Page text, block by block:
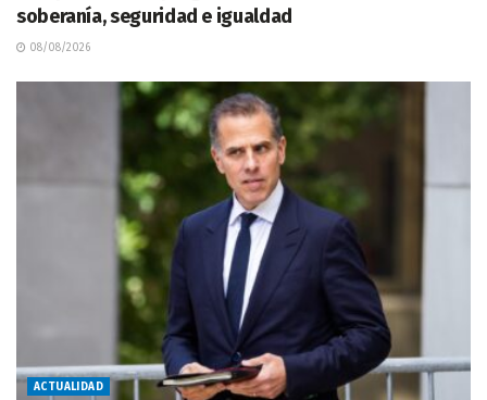
soberanía, seguridad e igualdad
08/08/2026
ACTUALIDAD